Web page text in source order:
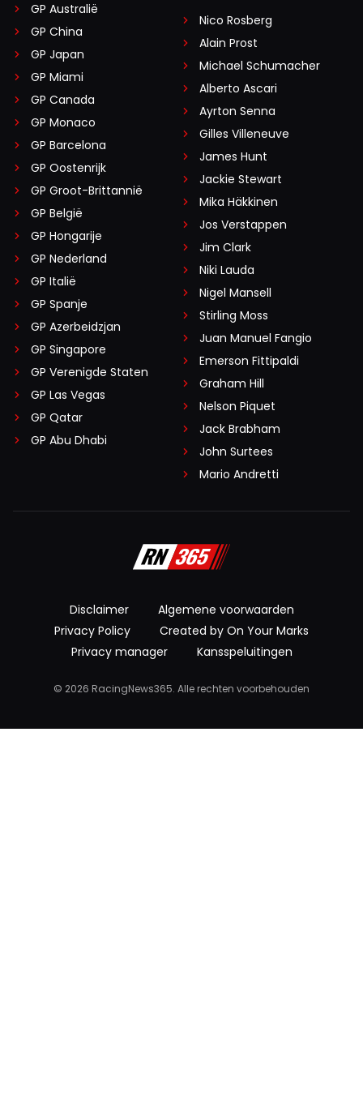
GP Australië
GP China
GP Japan
GP Miami
GP Canada
GP Monaco
GP Barcelona
GP Oostenrijk
GP Groot-Brittannië
GP België
GP Hongarije
GP Nederland
GP Italië
GP Spanje
GP Azerbeidzjan
GP Singapore
GP Verenigde Staten
GP Las Vegas
GP Qatar
GP Abu Dhabi
Nico Rosberg
Alain Prost
Michael Schumacher
Alberto Ascari
Ayrton Senna
Gilles Villeneuve
James Hunt
Jackie Stewart
Mika Häkkinen
Jos Verstappen
Jim Clark
Niki Lauda
Nigel Mansell
Stirling Moss
Juan Manuel Fangio
Emerson Fittipaldi
Graham Hill
Nelson Piquet
Jack Brabham
John Surtees
Mario Andretti
Disclaimer
Algemene voorwaarden
Privacy Policy
Created by On Your Marks
Privacy manager
Kansspeluitingen
© 2026 RacingNews365. Alle rechten voorbehouden